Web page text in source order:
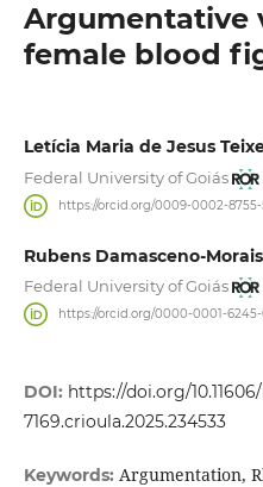
Argumentative
female blood
Letícia Maria de Jesus
Federal University of Goiás
https://orcid.org/0009-0002-
Rubens Damasceno-Morais
Federal University of Goiás
https://orcid.org/0000-0001-
DOI: https://doi.org/10.11606/
7169.crioula.2025.234533
Keywords: Argumentation,